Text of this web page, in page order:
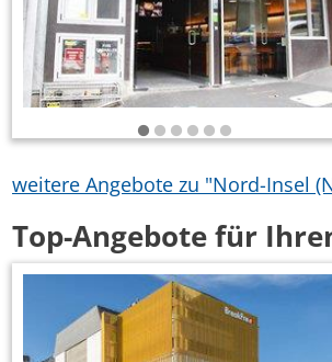
weitere Angebote zu "Nord-Insel
Top-Angebote für